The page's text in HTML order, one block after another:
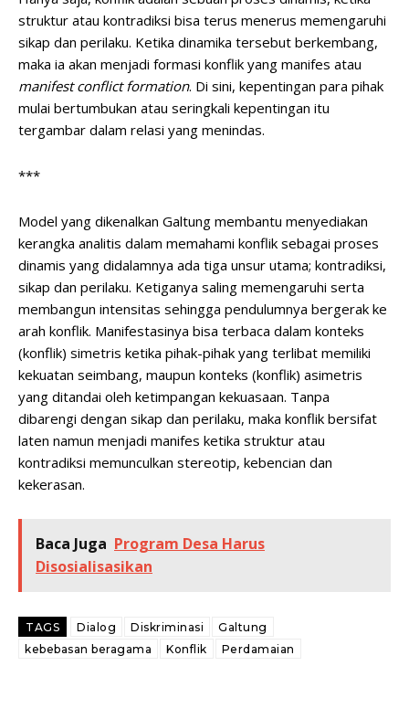
struktur atau kontradiksi bisa terus menerus memengaruhi
sikap dan perilaku. Ketika dinamika tersebut berkembang,
maka ia akan menjadi formasi konflik yang manifes atau
manifest conflict formation. Di sini, kepentingan para pihak
mulai bertumbukan atau seringkali kepentingan itu
tergambar dalam relasi yang menindas.
***
Model yang dikenalkan Galtung membantu menyediakan
kerangka analitis dalam memahami konflik sebagai proses
dinamis yang didalamnya ada tiga unsur utama; kontradiksi,
sikap dan perilaku. Ketiganya saling memengaruhi serta
membangun intensitas sehingga pendulumnya bergerak ke
arah konflik. Manifestasinya bisa terbaca dalam konteks
(konflik) simetris ketika pihak-pihak yang terlibat memiliki
kekuatan seimbang, maupun konteks (konflik) asimetris
yang ditandai oleh ketimpangan kekuasaan. Tanpa
dibarengi dengan sikap dan perilaku, maka konflik bersifat
laten namun menjadi manifes ketika struktur atau
kontradiksi memunculkan stereotip, kebencian dan
kekerasan.
Baca Juga Program Desa Harus
Disosialisasikan
TAGS Dialog Diskriminasi
Galtung
kebebasan beragama
Konflik Perdamaian